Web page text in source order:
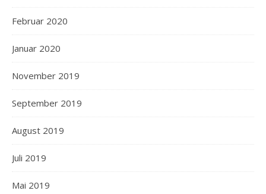
Februar 2020
Januar 2020
November 2019
September 2019
August 2019
Juli 2019
Mai 2019